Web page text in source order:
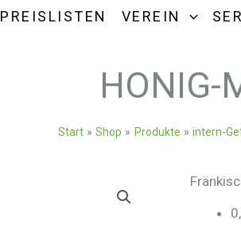
PREISLISTEN VEREIN
HONIG-
Start Shop Produkte intern-